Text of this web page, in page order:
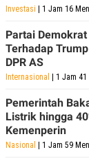
Investasi | 1 Jam 16
Partai
Terhadap
DPR AS
Internasional | 1 Jam
Pemerintah
Listrik hingga
Kemenperin
Nasional | 1 Jam 59